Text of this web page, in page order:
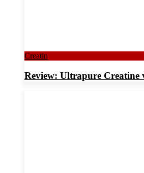
Creatin
Review: Ultrapure Creatine